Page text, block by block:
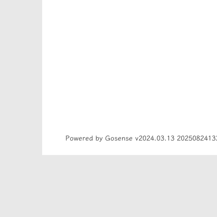
Powered by Gosense v2024.03.13